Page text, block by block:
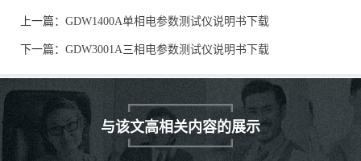
上一篇： GDW1400A单相电参数测试仪说明书下载
下一篇： GDW3001A三相电参数测试仪说明书下载
与该文高相关内容的展示